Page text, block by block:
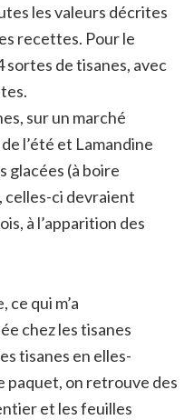
les valeurs décrites
recettes. Pour le
de tisanes, avec
sur un marché
l’été et Lamandine
glacées (à boire
celles-ci devraient
à l’apparition des
qui m’a
chez les tisanes
tisanes en elles-
paquet, on retrouve des
et les feuilles